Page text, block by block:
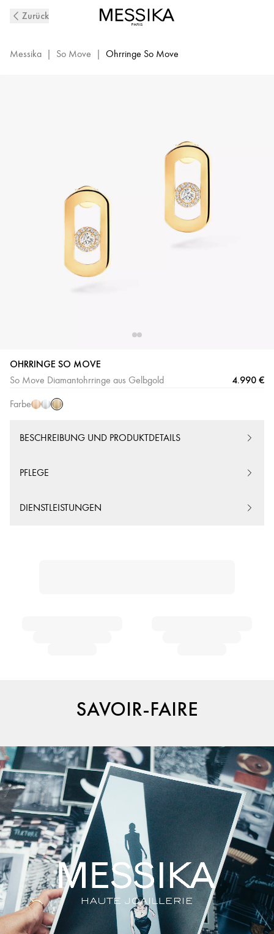
Move
aus
Zurück
Messika | So Move | Ohrringe So Move
OHRRINGE SO MOVE
So Move Diamantohrringe aus Gelbgold 4.990 €
Farbe
Roségold
Weißgold
Gelbgold
BESCHREIBUNG UND PRODUKTDETAILS
PFLEGE
DIENSTLEISTUNGEN
SAVOIR-FAIRE